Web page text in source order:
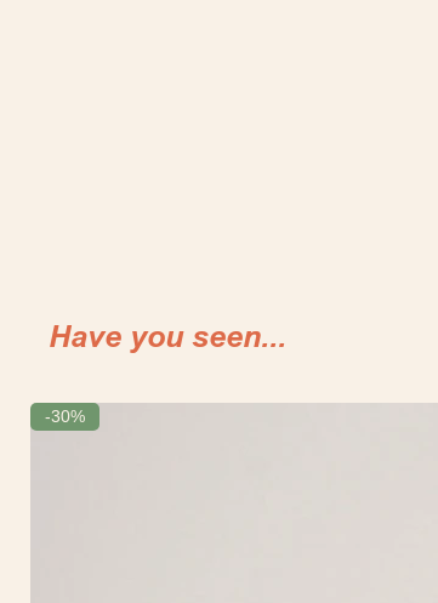
Have you seen...
-30%